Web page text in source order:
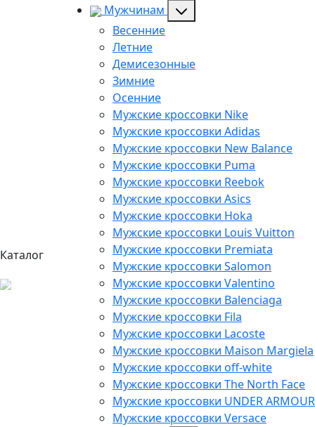
Каталог
Мужчинам
Весенние
Летние
Демисезонные
Зимние
Осенние
Мужские кроссовки Nike
Мужские кроссовки Adidas
Мужские кроссовки New Balance
Мужские кроссовки Puma
Мужские кроссовки Reebok
Мужские кроссовки Asics
Мужские кроссовки Hoka
Мужские кроссовки Louis Vuitton
Мужские кроссовки Premiata
Мужские кроссовки Salomon
Мужские кроссовки Valentino
Мужские кроссовки Balenciaga
Мужские кроссовки Fila
Мужские кроссовки Lacoste
Мужские кроссовки Maison Margiela
Мужские кроссовки off-white
Мужские кроссовки The North Face
Мужские кроссовки UNDER ARMOUR
Мужские кроссовки Versace